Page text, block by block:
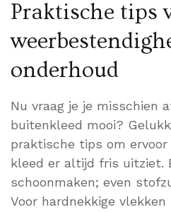
Praktische tips
onderhoud
Nu vraag je je misschien
buitenkleed mooi?
praktische tips om
kleed er altijd fris uitziet.
schoonmaken; even
Voor hardnekkige